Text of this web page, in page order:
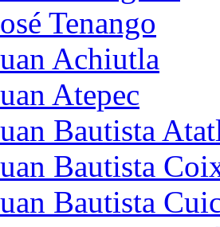
Tenango
Achiutla
Atepec
Bautista
Bautista
Bautista